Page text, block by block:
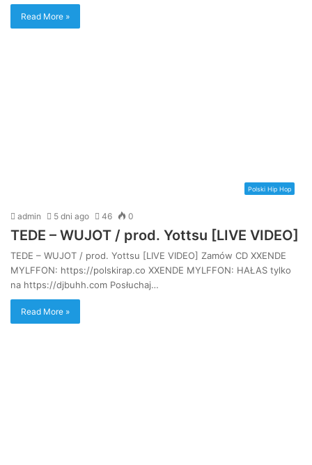
Read More »
Polski Hip Hop
admin 5 dni ago 46
TEDE – WUJOT / prod. Yottsu [LIVE VIDEO]
TEDE – WUJOT / prod. Yottsu [LIVE VIDEO] Zamów CD XXENDE
MYLFFON: https://polskirap.co XXENDE MYLFFON: HAŁAS tylko
na https://djbuhh.com Posłuchaj…
Read More »